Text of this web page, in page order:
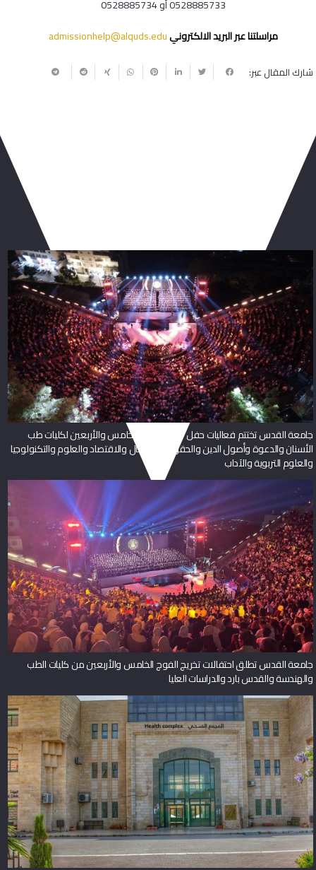
0528885733 أو 0528885734
مراسلتنا عبر البريد الالكترونيadmissionhelp@alquds.edu
شارك المقال عبر:
جامعة القدس تختتم فعاليات حفل تخريج الفوج الخامس والأربعين لكليات طب
الأسنان والدعوة وأصول الدين والحقوق والأعمال والاقتصاد والعلوم والتكنولوجيا
والعلوم التربوية والآداب
جامعة القدس تطلق احتفالات تخريج الفوج الخامس والأربعين من كليات الطب
والهندسة والقدس بارد والدراسات العليا